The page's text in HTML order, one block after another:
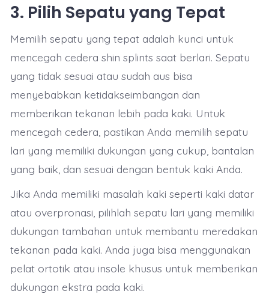
3. Pilih Sepatu yang Tepat
Memilih sepatu yang tepat adalah kunci untuk
mencegah cedera shin splints saat berlari. Sepatu
yang tidak sesuai atau sudah aus bisa
menyebabkan ketidakseimbangan dan
memberikan tekanan lebih pada kaki. Untuk
mencegah cedera, pastikan Anda memilih sepatu
lari yang memiliki dukungan yang cukup, bantalan
yang baik, dan sesuai dengan bentuk kaki Anda.
Jika Anda memiliki masalah kaki seperti kaki datar
atau overpronasi, pilihlah sepatu lari yang memiliki
dukungan tambahan untuk membantu meredakan
tekanan pada kaki. Anda juga bisa menggunakan
pelat ortotik atau insole khusus untuk memberikan
dukungan ekstra pada kaki.